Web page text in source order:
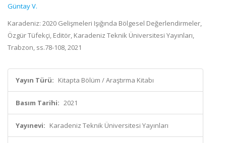
Güntay V.
Karadeniz: 2020 Gelişmeleri Işığında Bölgesel Değerlendirmeler,
Özgür Tüfekçi, Editör, Karadeniz Teknik Üniversitesi Yayınları,
Trabzon, ss.78-108, 2021
Yayın Türü: Kitapta Bölüm / Araştırma Kitabı
Basım Tarihi: 2021
Yayınevi: Karadeniz Teknik Üniversitesi Yayınları